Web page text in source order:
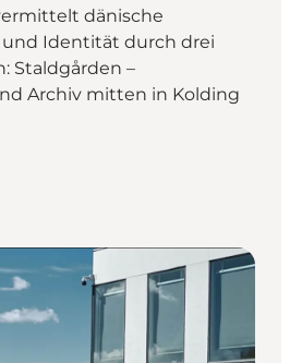
dänische
und Identität durch drei
Staldgården –
Archiv mitten in Kolding
Kolding"